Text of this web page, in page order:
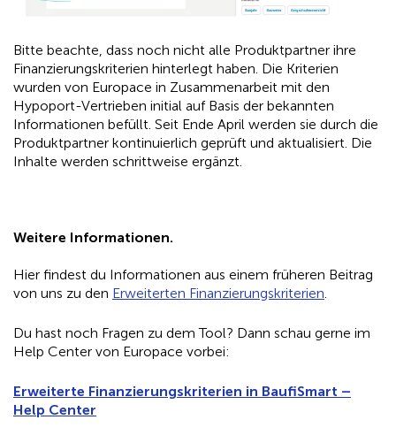
Bitte beachte, dass noch nicht alle Produktpartner ihre
Finanzierungskriterien hinterlegt haben. Die Kriterien
wurden von Europace in Zusammenarbeit mit den
Hypoport-Vertrieben initial auf Basis der bekannten
Informationen befüllt. Seit Ende April werden sie durch die
Produktpartner kontinuierlich geprüft und aktualisiert. Die
Inhalte werden schrittweise ergänzt.
Weitere Informationen.
Hier findest du Informationen aus einem früheren Beitrag
von uns zu den Erweiterten Finanzierungskriterien.
Du hast noch Fragen zu dem Tool? Dann schau gerne im
Help Center von Europace vorbei:
Erweiterte Finanzierungskriterien in BaufiSmart –
Help Center